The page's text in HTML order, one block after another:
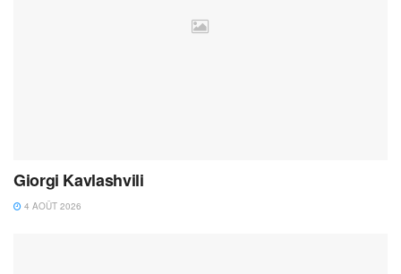
Giorgi Kavlashvili
4 AOÛT 2026